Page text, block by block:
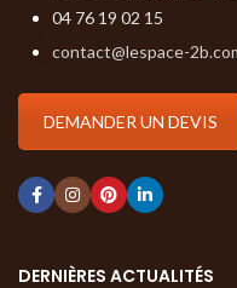
04 76 19 02 15
contact@lespace-
DEMANDER UN DEVIS
DERNIÈRES ACTUALITÉS